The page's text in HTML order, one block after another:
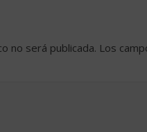
no será publicada. Los